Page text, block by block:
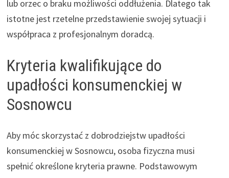
lub orzec o braku możliwości oddłużenia. Dlatego tak
istotne jest rzetelne przedstawienie swojej sytuacji i
współpraca z profesjonalnym doradcą.
Kryteria kwalifikujące do
upadłości konsumenckiej w
Sosnowcu
Aby móc skorzystać z dobrodziejstw upadłości
konsumenckiej w Sosnowcu, osoba fizyczna musi
spełnić określone kryteria prawne. Podstawowym